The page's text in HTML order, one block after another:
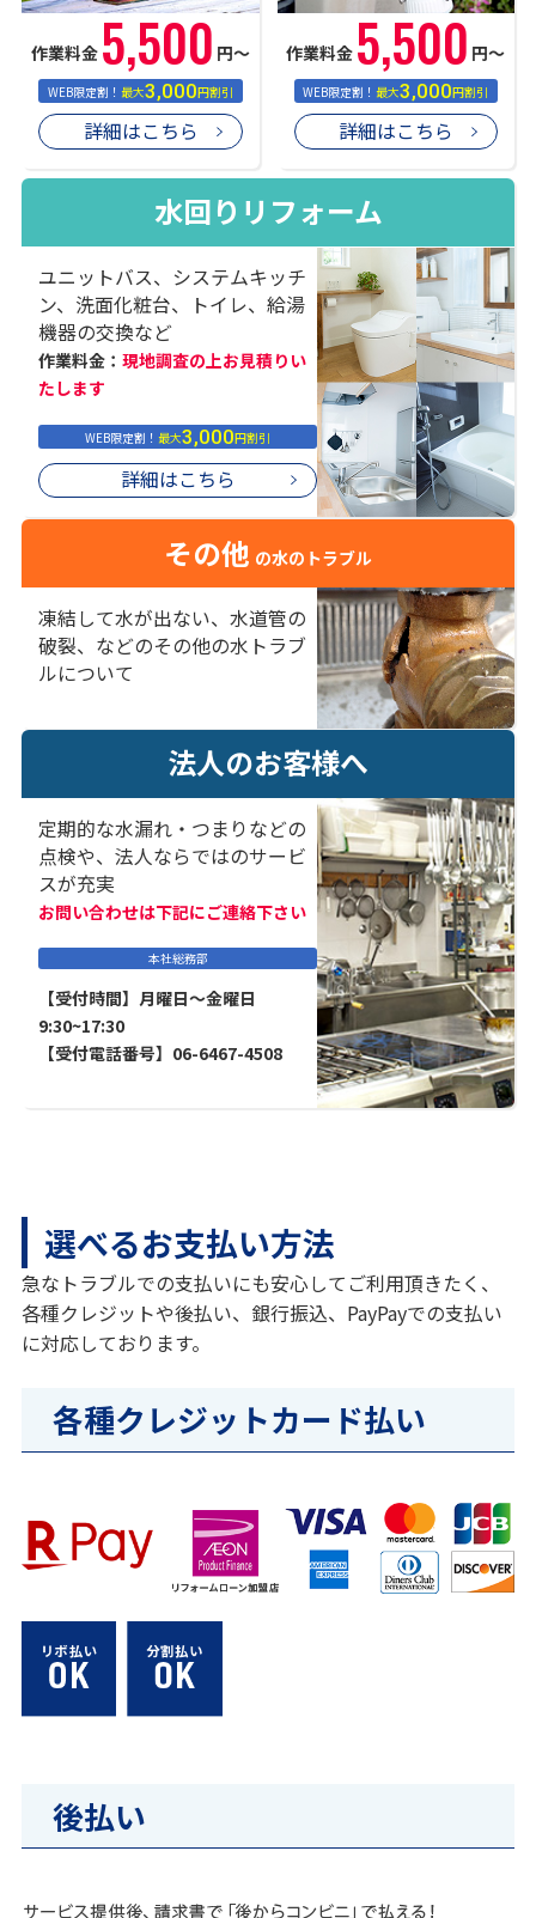
作業料金 5,500 円〜
WEB限定割！最大3,000円割引
詳細はこちら
作業料金 5,500 円〜
WEB限定割！最大3,000円割引
詳細はこちら
水回りリフォーム
ユニットバス、システムキッチ
ン、洗面化粧台、トイレ、給湯
機器の交換など
作業料金： 現地調査の上お見積りい
たします
WEB限定割！最大3,000円割引
詳細はこちら
その他 の水のトラブル
凍結して水が出ない、水道管の
破裂、などのその他の水トラブ
ルについて
法人のお客様へ
定期的な水漏れ・つまりなどの
点検や、法人ならではのサービ
スが充実
お問い合わせは下記にご連絡下さい
本社総務部
【受付時間】月曜日～金曜日
9:30~17:30
【受付電話番号】06-6467-4508
選べるお支払い方法
急なトラブルでの支払いにも安心してご利用頂きたく、
各種クレジットや後払い、銀行振込、PayPayでの支払い
に対応しております。
各種クレジットカード払い
後払い